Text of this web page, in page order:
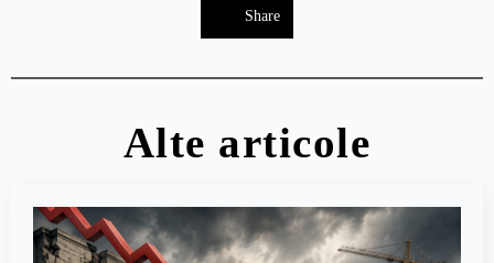
Share
Alte articole